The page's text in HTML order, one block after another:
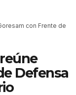
con Frente de
Defensa